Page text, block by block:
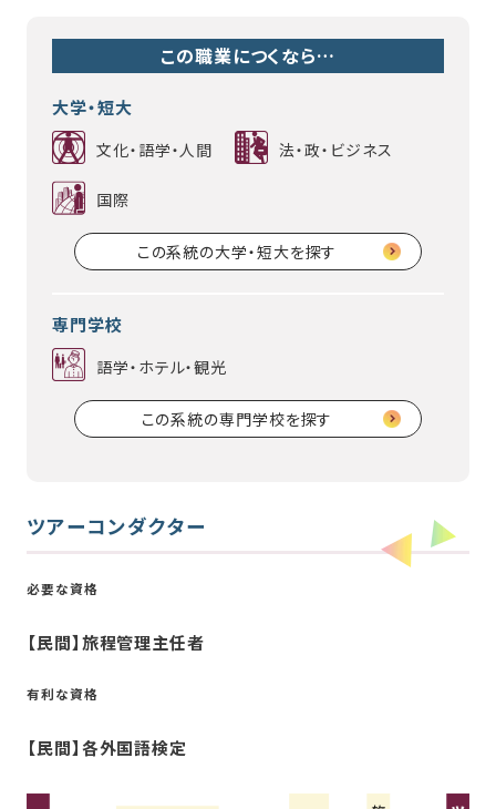
この職業につくなら…
大学・短大
文化・語学・人間 法・政・ビジネス
国際
この系統の大学・短大を探す
専門学校
語学・ホテル・観光
この系統の専門学校を探す
ツアーコンダクター
必要な資格
【民間】旅程管理主任者
有利な資格
【民間】各外国語検定